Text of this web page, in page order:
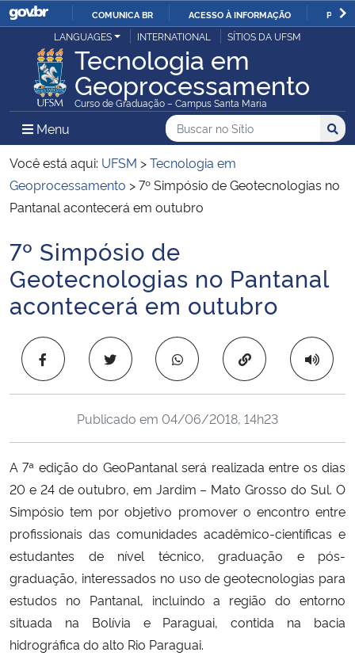
IR
PARA
O
CONTEÚDO
COMUNICA BR ACESSO À INFORMAÇÃO
Ministério da Justiça e Segurança Pública
Ministério da Defesa
Ministério das Relações Exteriores
Ministério da Economia
Ministério da Infraestrutura
Ministério da Agricultura, Pecuária e Abastecimento
Ministério da Cidadania
Ministério da Ciência, Tecnologia, Inovações e Comunicações
Ministério do Meio Ambiente
Ministério do Turismo
Ministério do Desenvolvimento Regional
LANGUAGES INTERNATIONAL SÍTIOS DA UFSM
Tecnologia em
Geoprocessamento
Curso de Graduação – Campus Santa Maria
Menu Menu Principal do Sítio
Busca
Buscar no no Sítio
Busca:
Você está aqui: UFSM >Tecnologia em
Geoprocessamento >7º Simpósio de Geotecnologias no
Pantanal acontecerá em outubro
Início do conteúdo
7º Simpósio de
Geotecnologias no Pantanal
acontecerá em outubro
Copiar para área
Publicado em 04/06/2018, 14h23
A 7ª edição do GeoPantanal será realizada entre os dias
20 e 24 de outubro, em Jardim – Mato Grosso do Sul. O
Simpósio tem por objetivo promover o encontro entre
profissionais das comunidades acadêmico-científicas e
estudantes de nível técnico, graduação e pós-
graduação, interessados no uso de geotecnologias para
estudos no Pantanal, incluindo a região do entorno
situada na Bolívia e Paraguai, contida na bacia
hidrográfica do alto Rio Paraguai.